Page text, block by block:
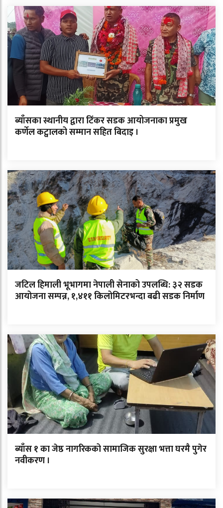
ब्याँसका स्थानीय द्वारा टिंकर सडक आयोजनाका प्रमुख
कर्णेल कट्वालको सम्मान सहित बिदाइ ।
जटिल हिमाली भूभागमा नेपाली सेनाको उपलब्धि: ३२ सडक
आयोजना सम्पन्न, १,४११ किलोमिटरभन्दा बढी सडक निर्माण
ब्याँस १ का जेष्ठ नागरिकको सामाजिक सुरक्षा भत्ता घरमै पुगेर
नवीकरण ।